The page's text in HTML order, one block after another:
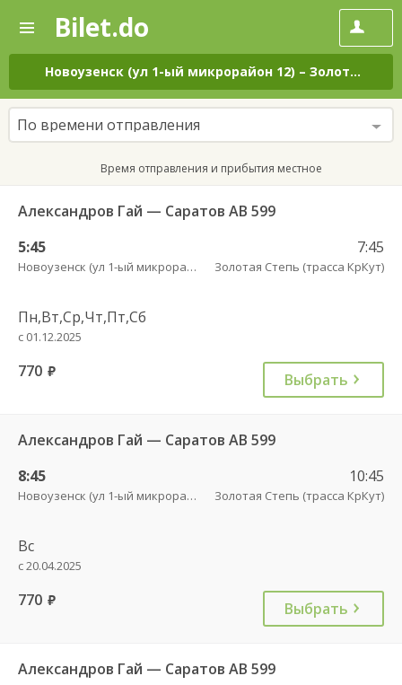
—
Поиск
и
покупка
билетов
на
автобус
онлайн
Bilet.do
Новоузенск (ул 1-ый микрорайон 12) – Золотая Степь (трасса КрКут)
По времени отправления
Время отправления и прибытия местное
Александров Гай — Саратов АВ 599
5:45
Новоузенск (ул 1-ый микрорайон 12)
7:45
Золотая Степь (трасса КрКут)
Пн,Вт,Ср,Чт,Пт,Сб
с 01.12.2025
770 руб. Выбрать
Александров Гай — Саратов АВ 599
8:45
Новоузенск (ул 1-ый микрорайон 12)
10:45
Золотая Степь (трасса КрКут)
Вс
с 20.04.2025
770 руб. Выбрать
Александров Гай — Саратов АВ 599